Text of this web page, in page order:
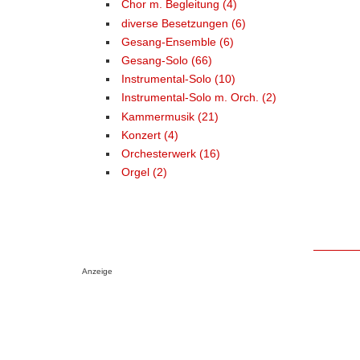
Chor m. Begleitung (4)
diverse Besetzungen (6)
Gesang-Ensemble (6)
Gesang-Solo (66)
Instrumental-Solo (10)
Instrumental-Solo m. Orch. (2)
Kammermusik (21)
Konzert (4)
Orchesterwerk (16)
Orgel (2)
Anzeige